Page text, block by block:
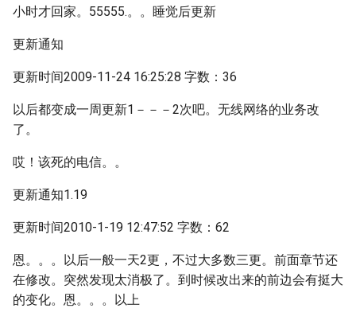
小时才回家。55555.。。睡觉后更新
更新通知
更新时间2009-11-24 16:25:28 字数：36
以后都变成一周更新1－－－2次吧。无线网络的业务改
了。
哎！该死的电信。。
更新通知1.19
更新时间2010-1-19 12:47:52 字数：62
恩。。。以后一般一天2更，不过大多数三更。前面章节还
在修改。突然发现太消极了。到时候改出来的前边会有挺大
的变化。恩。。。以上